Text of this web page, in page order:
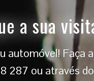
a sua
automóvel! Faça
287 ou através